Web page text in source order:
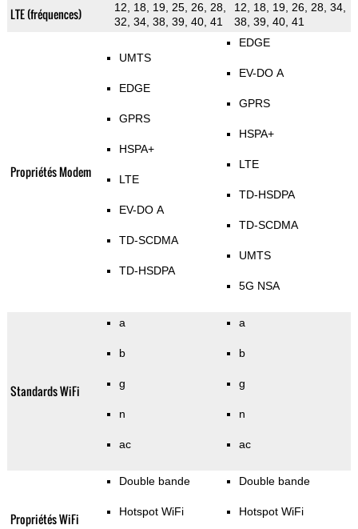
LTE (fréquences)
12, 18, 19, 25, 26, 28,
32, 34, 38, 39, 40, 41
12, 18, 19, 26, 28, 34,
38, 39, 40, 41
Propriétés Modem
UMTS
EDGE
GPRS
HSPA+
LTE
EV-DO A
TD-SCDMA
TD-HSDPA
EDGE
EV-DO A
GPRS
HSPA+
LTE
TD-HSDPA
TD-SCDMA
UMTS
5G NSA
Standards WiFi
a
b
g
n
ac
a
b
g
n
ac
Propriétés WiFi
Double bande
Hotspot WiFi
Double bande
Hotspot WiFi